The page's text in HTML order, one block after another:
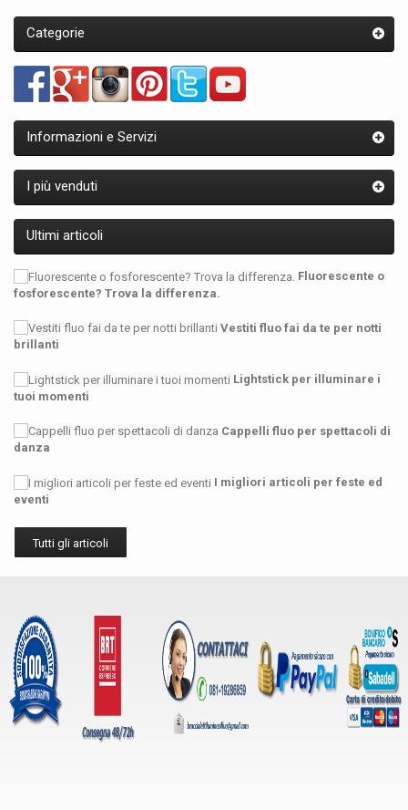
Categorie
Informazioni e Servizi
I più venduti
Ultimi articoli
Fluorescente o
fosforescente? Trova la differenza.
Vestiti fluo fai da te per notti
brillanti
Lightstick per illuminare i
tuoi momenti
Cappelli fluo per spettacoli di
danza
I migliori articoli per feste ed
eventi
Tutti gli articoli